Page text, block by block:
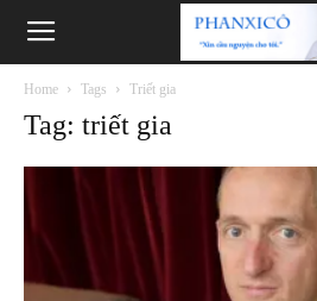
Phanxicô
Home Tags Triết gia
Tag: triết gia